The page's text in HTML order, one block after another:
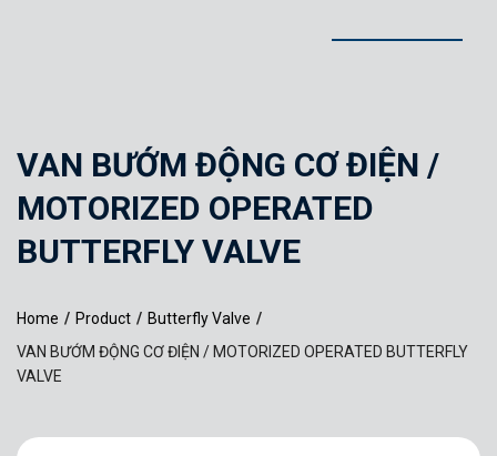
VAN BƯỚM ĐỘNG CƠ ĐIỆN /
MOTORIZED OPERATED
BUTTERFLY VALVE
Home / Product / Butterfly Valve /
VAN BƯỚM ĐỘNG CƠ ĐIỆN / MOTORIZED OPERATED BUTTERFLY
VALVE